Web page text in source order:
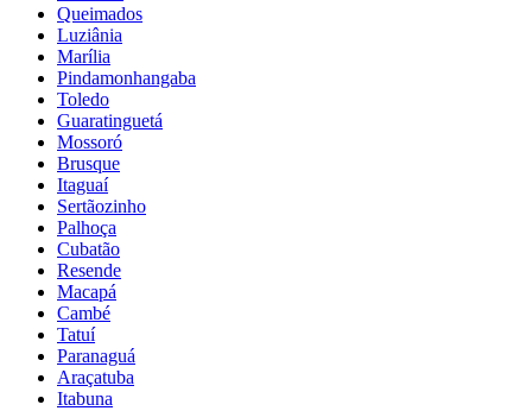
Queimados
Luziânia
Marília
Pindamonhangaba
Toledo
Guaratinguetá
Mossoró
Brusque
Itaguaí
Sertãozinho
Palhoça
Cubatão
Resende
Macapá
Cambé
Tatuí
Paranaguá
Araçatuba
Itabuna